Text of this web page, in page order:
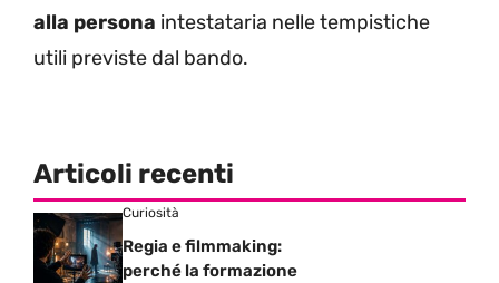
alla persona intestataria nelle tempistiche
utili previste dal bando.
Articoli recenti
Curiosità
Regia e filmmaking:
perché la formazione